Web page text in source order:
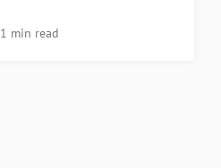
1 min read